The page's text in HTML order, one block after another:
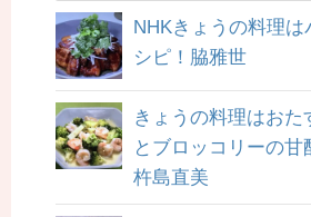
NHKきょうの料理は
シピ！脇雅世
きょうの料理はおた
とブロッコリーの甘
杵島直美